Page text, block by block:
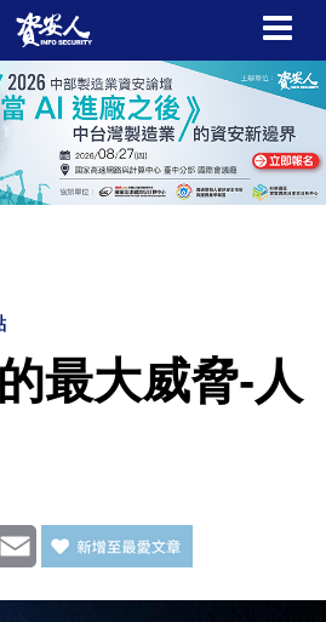
最大威脅-人
Email